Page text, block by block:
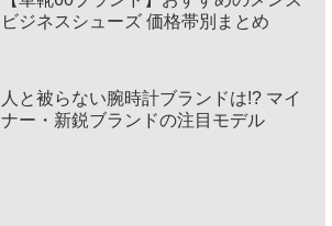
ビジネスシューズ 価格帯別まとめ
人と被らない腕時計ブランドは!? マイ
ナー・新鋭ブランドの注目モデル